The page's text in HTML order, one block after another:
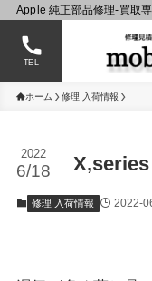
Apple 純正部品修理-買取
TEL
ホーム 修理 入荷情報
X,series
2022
6/18
修理 入荷情報 2022-